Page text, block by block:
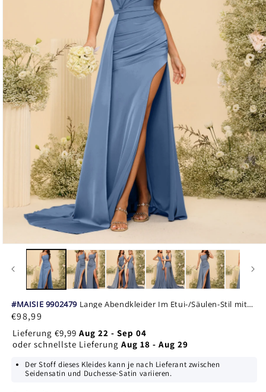
Medien
Modal
#MAISIE 9902479 Lange Abendkleider Im Etui-/Säulen-Stil mit
Einer Schulter Geschlitzten Seiten Und Rüschen
Normaler
Preis
€98,99
Lieferung €9,99 Aug 22 - Sep 04
oder schnellste Lieferung Aug 18 - Aug 29
Der Stoff dieses Kleides kann je nach Lieferant zwischen
Seidensatin und Duchesse-Satin variieren.